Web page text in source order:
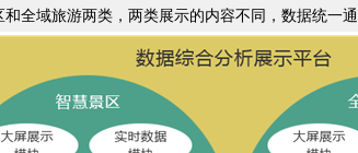
全域旅游两类，两类展示的内容不同，数据统一